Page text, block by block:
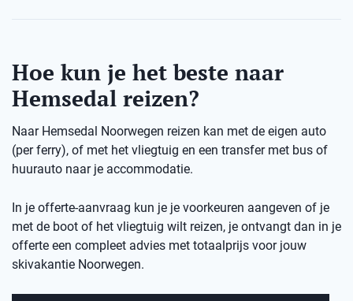
Hoe kun je het beste naar
Hemsedal reizen?
Naar Hemsedal Noorwegen reizen kan met de eigen auto
(per ferry), of met het vliegtuig en een transfer met bus of
huurauto naar je accommodatie.
In je offerte-aanvraag kun je je voorkeuren aangeven of je
met de boot of het vliegtuig wilt reizen, je ontvangt dan in je
offerte een compleet advies met totaalprijs voor jouw
skivakantie Noorwegen.